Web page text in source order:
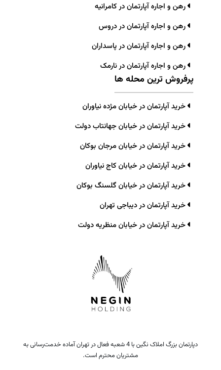
رهن و اجاره آپارتمان در کامرانیه
رهن و اجاره آپارتمان در دروس
رهن و اجاره آپارتمان در پاسداران
رهن و اجاره آپارتمان در نارمک
پرفروش ترین محله ها
خرید آپارتمان در خیابان مژده نیاوران
خرید آپارتمان در خیابان جهانتاب دولت
خرید آپارتمان در خیابان مرجان بوکان
خرید آپارتمان در خیابان کاج نیاوران
خرید آپارتمان در خیابان گلسنگ بوکان
خرید آپارتمان در دیباجی تهران
خرید آپارتمان در خیابان منظریه دولت
دپارتمان بزرگ املاک نگین با 4 شعبه فعال در تهران آماده خدمت‌رسانی به
مشتریان محترم است.